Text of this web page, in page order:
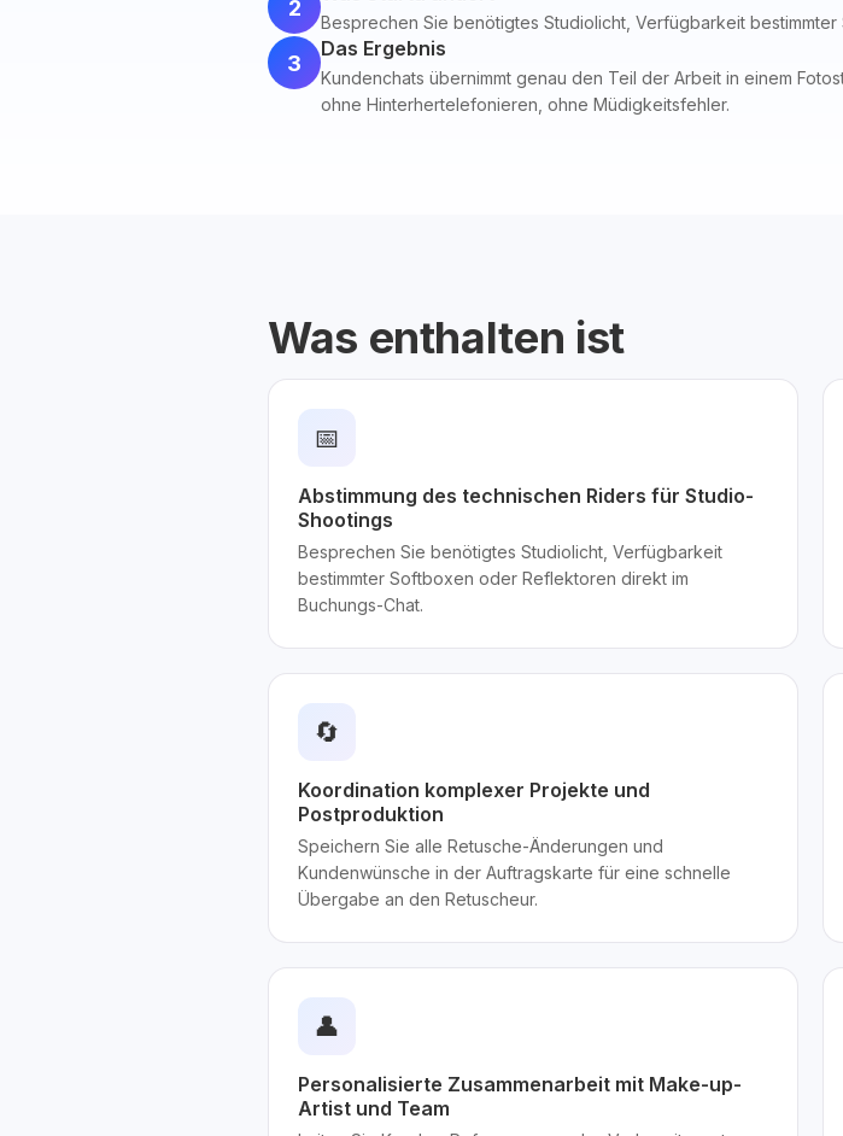
2
Besprechen Sie benötigtes Studiolicht, Verfügbarkeit
3
Das Ergebnis
Kundenchats übernimmt genau den Teil der Arbeit in einem
ohne Hinterhertelefonieren, ohne Müdigkeitsfehler.
Was enthalten ist
📅
Abstimmung des technischen Riders für Studio-
Shootings
Besprechen Sie benötigtes Studiolicht, Verfügbarkeit
bestimmter Softboxen oder Reflektoren direkt im
Buchungs-Chat.
🔄
Koordination komplexer Projekte und
Postproduktion
Speichern Sie alle Retusche-Änderungen und
Kundenwünsche in der Auftragskarte für eine schnelle
Übergabe an den Retuscheur.
👤
Personalisierte Zusammenarbeit mit Make-up-
Artist und Team